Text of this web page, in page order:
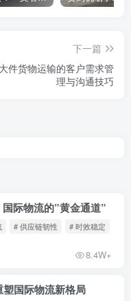
下一篇
大件货物运输的客户需求管
理与沟通技巧
际物流的”黄金通道”
# 供应链韧性 # 时效稳定
8.4W+
国际物流新格局